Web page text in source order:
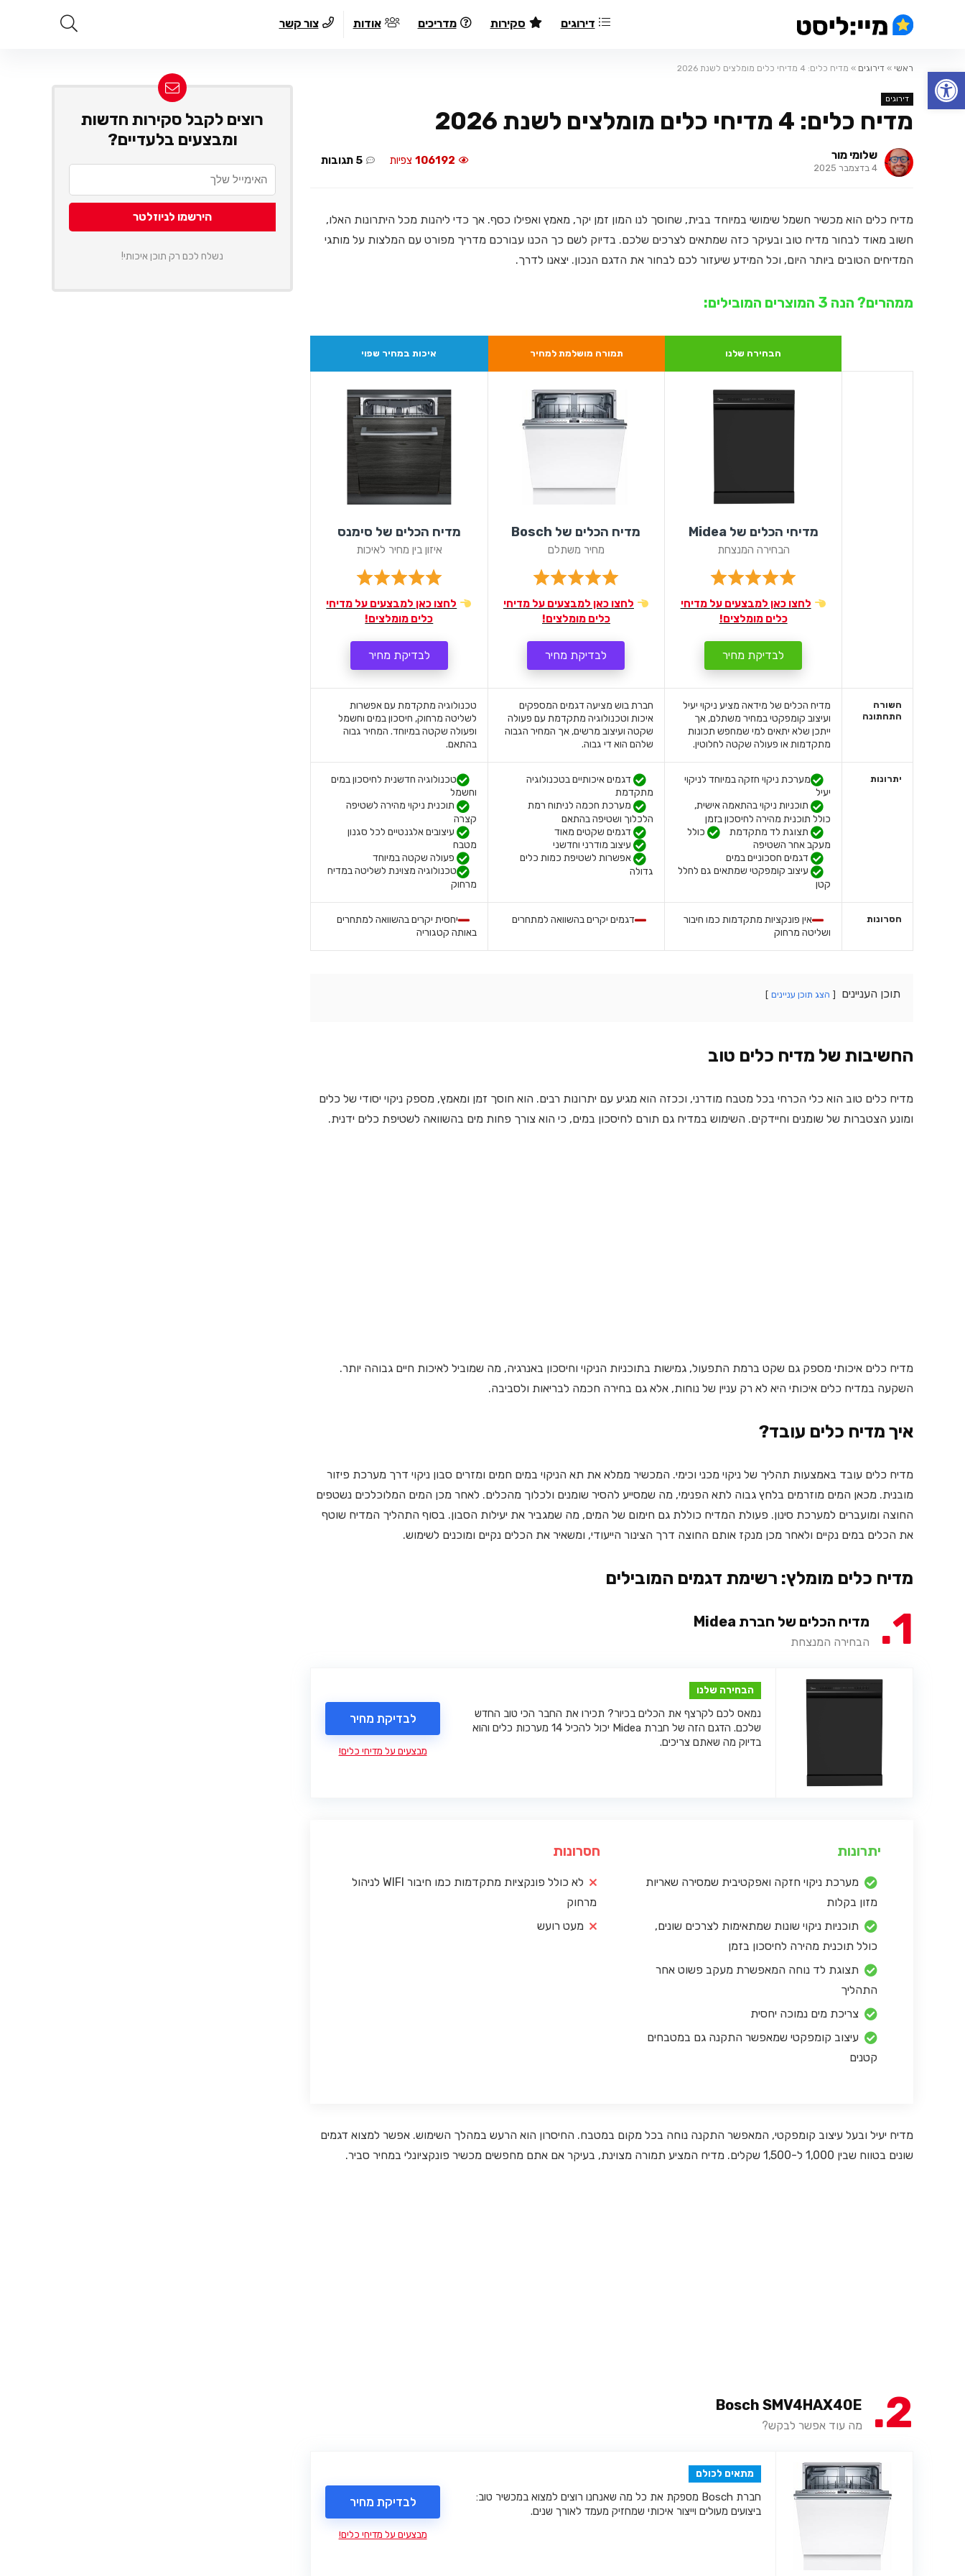
פתח סרגל נגישות
דירוגים סקירות מדריכים אודות צור קשר
ראשי » דירוגים » מדיח כלים: 4 מדיחי כלים מומלצים לשנת 2026
דירוגים
מדיח כלים: 4 מדיחי כלים מומלצים לשנת 2026
שלומי מור
4 בדצמבר 2025
106192 צפיות 5 תגובות
מדיח כלים הוא מכשיר חשמל שימושי במיוחד בבית, שחוסך לנו המון זמן יקר, מאמץ ואפילו כסף. אך כדי ליהנות מכל היתרונות האלו,
חשוב מאוד לבחור מדיח טוב ובעיקר כזה שמתאים לצרכים שלכם. בדיוק לשם כך הכנו עבורכם מדריך מפורט עם המלצות על מותגי
המדיחים הטובים ביותר היום, וכל המידע שיעזור לכם לבחור את הדגם הנכון. יצאנו לדרך.
ממהרים? הנה 3 המוצרים המובילים:
השורה
התחתונה
יתרונות
חסרונות
הבחירה שלנו
מדיחי הכלים של Midea
הבחירה המנצחת
לחצו כאן למבצעים על מדיחי
כלים מומלצים!
לבדיקת מחיר
מדיח הכלים של מידאה מציע ניקוי יעיל
ועיצוב קומפקטי במחיר משתלם, אך
ייתכן שלא יתאים למי שמחפש תכונות
מתקדמות או פעולה שקטה לחלוטין.
מערכת ניקוי חזקה במיוחד לניקוי
יעיל
תוכניות ניקוי בהתאמה אישית,
כולל תוכנית מהירה לחיסכון בזמן
תצוגת לד מתקדמת
כולל
מעקב אחר השטיפה
דגמים חסכוניים במים
עיצוב קומפקטי שמתאים גם לחלל
קטן
אין פונקציות מתקדמות כמו חיבור
ושליטה מרחוק
תמורה מושלמת למחיר
מדיח הכלים של Bosch
מחיר משתלם
לחצו כאן למבצעים על מדיחי
כלים מומלצים!
לבדיקת מחיר
חברת בוש מציעה דגמים המספקים
איכות וטכנולוגיה מתקדמת עם פעולה
שקטה ועיצוב מרשים, אך המחיר הגבוה
שלהם הוא די גבוה.
דגמים איכותיים בטכנולוגיה
מתקדמת
מערכת חכמה לניתוח רמת
הלכלוך ושטיפה בהתאם
דגמים שקטים מאוד
עיצוב מודרני וחדשני
אפשרות לשטיפת כמות כלים
גדולה
דגמים יקרים בהשוואה למתחרים
איכות במחיר שפוי
מדיח הכלים של סימנס
איזון בין מחיר לאיכות
לחצו כאן למבצעים על מדיחי
כלים מומלצים!
לבדיקת מחיר
טכנולוגיה מתקדמת עם אפשרות
לשליטה מרחוק, חיסכון במים וחשמל
ופעולה שקטה במיוחד. המחיר גבוה
בהתאם.
טכנולוגיה חדשנית לחיסכון במים
וחשמל
תוכנית ניקוי מהירה לשטיפה
קצרה
עיצובים אלגנטיים לכל סגנון
מטבח
פעולה שקטה במיוחד
טכנולוגיה מצוינת לשליטה במדיח
מרחוק
יחסית יקרים בהשוואה למתחרים
באותה קטגוריה
תוכן העניינים הצג תוכן עניינים
החשיבות של מדיח כלים טוב
מדיח כלים טוב הוא כלי הכרחי בכל מטבח מודרני, וככזה הוא מגיע עם יתרונות רבים. הוא חוסך זמן ומאמץ, מספק ניקוי יסודי של כלים
ומונע הצטברות של שומנים וחיידקים. השימוש במדיח גם תורם לחיסכון במים, כי הוא צורך פחות מים בהשוואה לשטיפת כלים ידנית.
מדיח כלים איכותי מספק גם שקט ברמת התפעול, גמישות בתוכניות הניקוי וחיסכון באנרגיה, מה שמוביל לאיכות חיים גבוהה יותר.
השקעה במדיח כלים איכותי היא לא רק עניין של נוחות, אלא גם בחירה חכמה לבריאות ולסביבה.
איך מדיח כלים עובד?
מדיח כלים עובד באמצעות תהליך של ניקוי מכני וכימי. המכשיר ממלא את תא הניקוי במים חמים ומזרים סבון ניקוי דרך מערכת פיזור
מובנית. מכאן המים מוזרמים בלחץ גבוה לתא הפנימי, מה שמסייע להסיר שומנים ולכלוך מהכלים. לאחר מכן המים המלוכלכים נשטפים
החוצה ומועברים למערכת סינון. פעולת המדיח כוללת גם חימום של המים, מה שמגביר את יעילות הסבון. בסוף התהליך המדיח שוטף
את הכלים במים נקיים ולאחר מכן מנקז אותם החוצה דרך הצינור הייעודי, ומשאיר את הכלים נקיים ומוכנים לשימוש.
מדיח כלים מומלץ: רשימת דגמים המובילים
1 מדיח הכלים של חברת Midea
הבחירה המנצחת
הבחירה שלנו
נמאס לכם לקרצף את הכלים בכיור? תכירו את החבר הכי טוב החדש
שלכם. הדגם הזה של חברת Midea יכול להכיל 14 מערכות כלים והוא
בדיוק מה שאתם צריכים.
לבדיקת מחיר
מבצעים על מדיחי כלים!
יתרונות
מערכת ניקוי חזקה ואפקטיבית שמסירה שאריות
מזון בקלות
תוכניות ניקוי שונות שמתאימות לצרכים שונים,
כולל תוכנית מהירה לחיסכון בזמן
תצוגת לד נוחה המאפשרת מעקב פשוט אחר
התהליך
צריכת מים נמוכה יחסית
עיצוב קומפקטי שמאפשר התקנה גם במטבחים
קטנים
חסרונות
לא כולל פונקציות מתקדמות כמו חיבור WIFI לניהול
מרחוק
מעט רועש
מדיח יעיל ובעל עיצוב קומפקטי, המאפשר התקנה נוחה בכל מקום במטבח. החיסרון הוא הרעש במהלך השימוש. אפשר למצוא דגמים
שונים בטווח שבין 1,000 ל-1,500 שקלים. מדיח המציע תמורה מצוינת, בעיקר אם אתם מחפשים מכשיר פונקציונלי במחיר סביר.
2
Bosch SMV4HAX40E
מה עוד אפשר לבקש?
מתאים לכולם
חברת Bosch מספקת את כל מה שאנחנו רוצים למצוא במכשיר טוב:
ביצועים מעולים וייצור איכותי שמחזיק מעמד לאורך שנים.
לבדיקת מחיר
מבצעים על מדיחי כלים!
רוצים לקבל סקירות חדשות
ומבצעים בלעדיים?
נשלח לכם רק תוכן איכותי!